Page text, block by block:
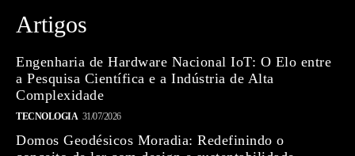
Artigos
Engenharia de Hardware Nacional IoT: O Elo entre
a Pesquisa Científica e a Indústria de Alta
Complexidade
TECNOLOGIA 31/07/2026
Domos Geodésicos Moradia: Redefinindo o